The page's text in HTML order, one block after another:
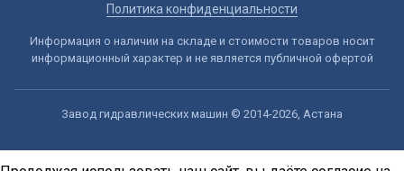
Политика конфиденциальности
Информация о наличии на складе и стоимости товаров носит
информационный характер и не является публичной офертой
Завод гидравлических машин © 2014-2026, Астана